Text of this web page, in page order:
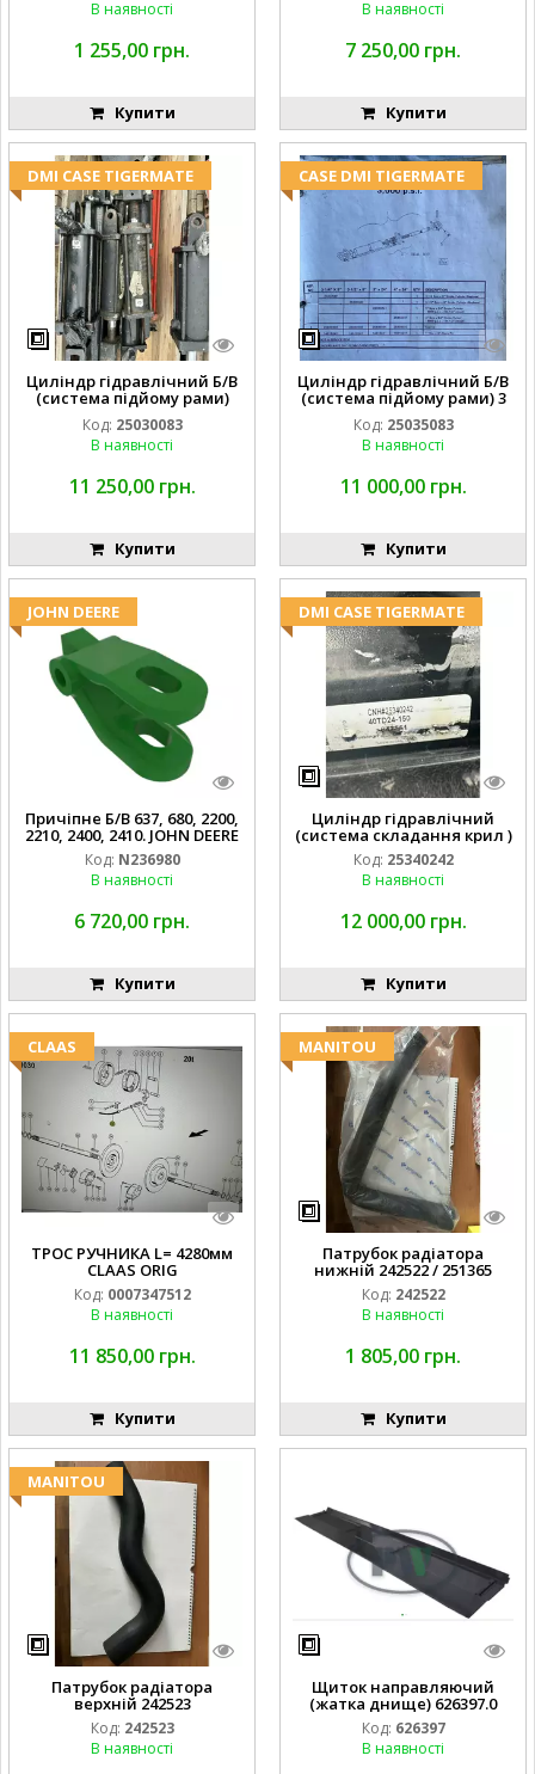
В наявності
1 255,00 грн.
Купити
В наявності
7 250,00 грн.
Купити
DMI CASE TIGERMATE
Циліндр гідравлічний Б/В
(система підйому рами)
3X8 87423768
Код: 25030083
В наявності
11 250,00 грн.
Купити
CASE DMI TIGERMATE
Циліндр гідравлічний Б/В
(система підйому рами) 3
1/2 84255910
Код: 25035083
В наявності
11 000,00 грн.
Купити
JOHN DEERE
Причіпне Б/В 637, 680, 2200,
2210, 2400, 2410. JOHN DEERE
Код: N236980
В наявності
6 720,00 грн.
Купити
DMI CASE TIGERMATE
Циліндр гідравлічний
(система складання крил )
Код: 25340242
В наявності
12 000,00 грн.
Купити
CLAAS
ТРОС РУЧНИКА L= 4280мм
CLAAS ORIG
Код: 0007347512
В наявності
11 850,00 грн.
Купити
MANITOU
Патрубок радіатора
нижній 242522 / 251365
Код: 242522
В наявності
1 805,00 грн.
Купити
MANITOU
Патрубок радіатора
верхній 242523
Код: 242523
В наявності
Щиток направляючий
(жатка днище) 626397.0
Код: 626397
В наявності